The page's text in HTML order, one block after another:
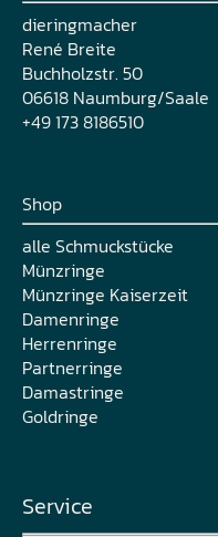
dieringmacher
René Breite
Buchholzstr. 50
06618 Naumburg/Saale
+49 173 8186510
Shop
alle Schmuckstücke
Münzringe
Münzringe Kaiserzeit
Damenringe
Herrenringe
Partnerringe
Damastringe
Goldringe
Service